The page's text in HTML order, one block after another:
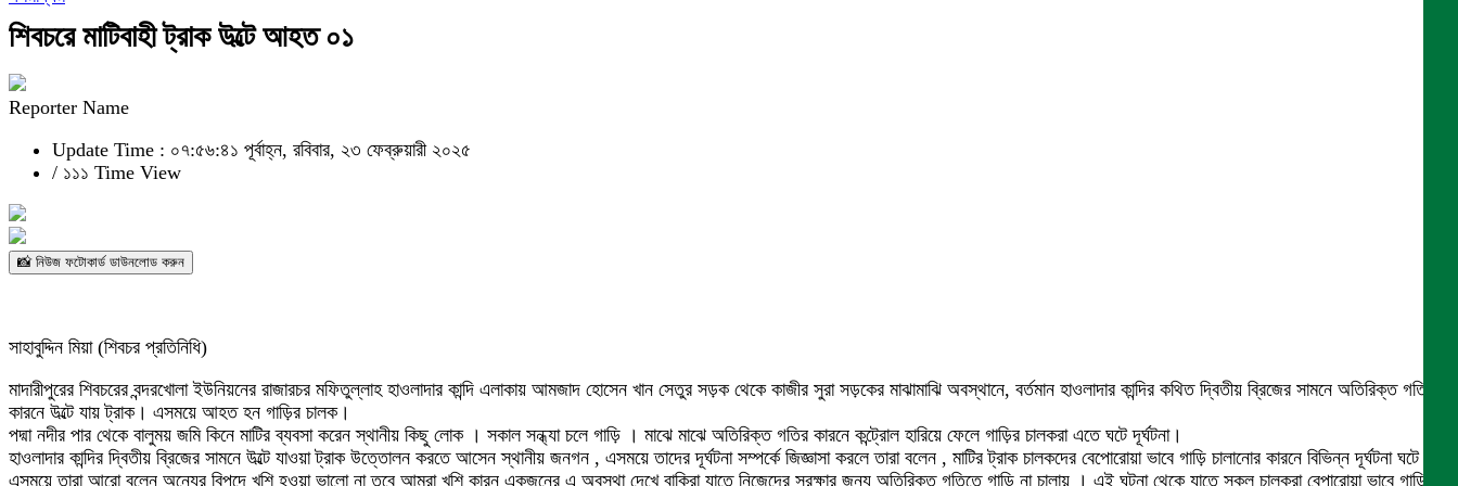
শিবচরে মাটিবাহী ট্রাক উল্টে আহত ০১
Reporter Name
Update Time : ০৭:৫৬:৪১ পূর্বাহ্ন, রবিবার, ২৩ ফেব্রুয়ারী ২০২৫
/ ১১১ Time View
📸 নিউজ ফটোকার্ড ডাউনলোড করুন
সাহাবুদ্দিন মিয়া (শিবচর প্রতিনিধি)
মাদারীপুরের শিবচরের বন্দরখোলা ইউনিয়নের রাজারচর মফিতুল্লাহ হাওলাদার কান্দি এলাকায় আমজাদ হোসেন খান সেতুর সড়ক থেকে কাজীর সুরা সড়কের মাঝামাঝি অবস্থানে, বর্তমান হাওলাদার কান্দির কথিত দ্বিতীয় ব্রিজের সামনে অতিরিক্ত গতির
কারনে উল্টে যায় ট্রাক। এসময়ে আহত হন গাড়ির চালক।
পদ্মা নদীর পার থেকে বালুময় জমি কিনে মাটির ব্যবসা করেন স্থানীয় কিছু লোক । সকাল সন্ধ্যা চলে গাড়ি । মাঝে মাঝে অতিরিক্ত গতির কারনে কন্ট্রোল হারিয়ে ফেলে গাড়ির চালকরা এতে ঘটে দূর্ঘটনা।
হাওলাদার কান্দির দ্বিতীয় ব্রিজের সামনে উল্টে যাওয়া ট্রাক উত্তোলন করতে আসেন স্থানীয় জনগন , এসময়ে তাদের দূর্ঘটনা সম্পর্কে জিজ্ঞাসা করলে তারা বলেন , মাটির ট্রাক চালকদের বেপোরোয়া ভাবে গাড়ি চালানোর কারনে বিভিন্ন দূর্ঘটনা ঘটে ‌ ।
এসময়ে তারা আরো বলেন অন্যের বিপদে খুশি হ‌ওয়া ভালো না তবে আমরা খুশি কারন একজনের এ অবস্থা দেখে বাকিরা যাতে নিজেদের সুরক্ষার জন্য অতিরিক্ত গতিতে গাড়ি না চালায় । এই ঘটনা থেকে যাতে সকল চালকরা বেপারোয়া ভাবে গাড়ি